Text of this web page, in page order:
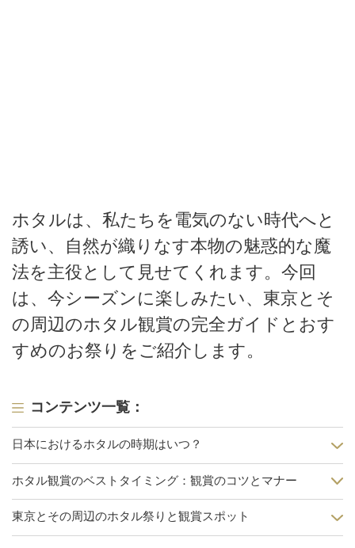
ホタルは、私たちを電気のない時代へと
誘い、自然が織りなす本物の魅惑的な魔
法を主役として見せてくれます。今回
は、今シーズンに楽しみたい、東京とそ
の周辺のホタル観賞の完全ガイドとおす
すめのお祭りをご紹介します。
コンテンツ一覧：
日本におけるホタルの時期はいつ？
ホタル観賞のベストタイミング：観賞のコツとマナー
東京とその周辺のホタル祭りと観賞スポット